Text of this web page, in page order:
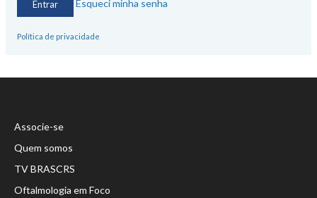
Esqueci minha senha
Política de privacidade
Associe-se
Quem somos
TV BRASCRS
Oftalmologia em Foco